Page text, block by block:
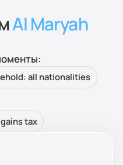
Al Maryah
all nationalities
tax